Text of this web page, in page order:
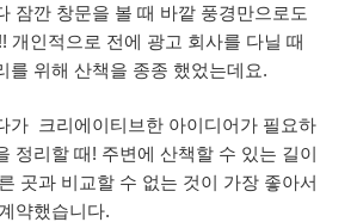
잠깐 창문을 볼 때 바깥 풍경만으로도
개인적으로 전에 광고 회사를 다닐 때
를 위해 산책을 종종 했었는데요.
가 크리에이티브한 아이디어가 필요하
정리할 때! 주변에 산책할 수 있는 길이
곳과 비교할 수 없는 것이 가장 좋아서
약했습니다.